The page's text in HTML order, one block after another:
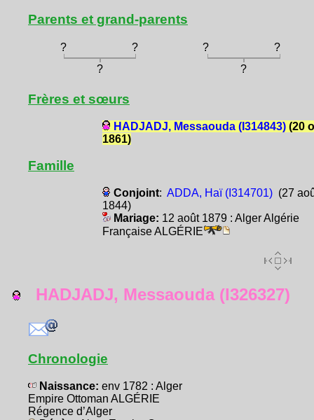
Parents et grand-parents
? ? ?
?
?
?
Frères et sœurs
HADJADJ, Messaouda (I314843)(20
1861)
Famille
Conjoint: ADDA, Haï (I314701)(27
1844)
Mariage: 12 août 1879 : Alger Algérie
Française ALGÉRIE
HADJADJ, Messaouda (I326327)
Chronologie
Naissance: env 1782 : Alger
Empire Ottoman ALGÉRIE
Régence d’Alger